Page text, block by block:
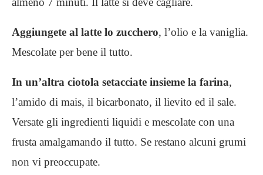
Aggiungete al latte lo zucchero, l’olio e la vaniglia.
Mescolate per bene il tutto.
In un’altra ciotola setacciate insieme la farina,
l’amido di mais, il bicarbonato, il lievito ed il sale.
Versate gli ingredienti liquidi e mescolate con una
frusta amalgamando il tutto. Se restano alcuni grumi
non vi preoccupate.